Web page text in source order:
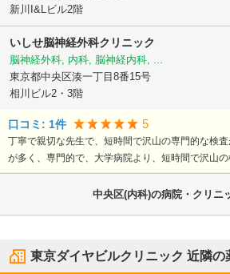
新川I&Lビル2階
いしせ脳神経外科クリニック
脳神経外科, 内科, 脳神経内科, ...
東京都中央区湊一丁目8番15号
相川ビル2・3階
口コミ: 1件 5
丁寧で親切な先生で、短時間で沢山の専門的な検
が多く、専門的で、大学病院より、短時間で沢山の
中央区(内科)の病院・クリニ
東京ダイヤビルクリニック 近隣の